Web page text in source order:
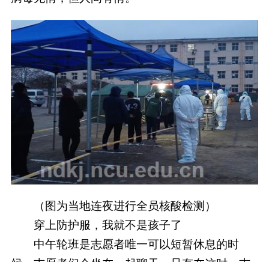
（图为当地连夜进行全员核酸检测）
穿上防护服，我就不是孩子了
中午轮班是志愿者唯一可以短暂休息的时